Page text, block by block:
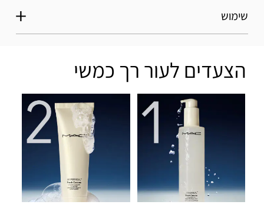
שימוש
הצעדים לעור רך כמשי